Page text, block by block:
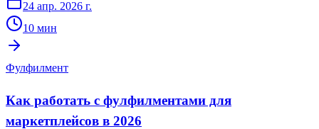
24 апр. 2026 г.
10 мин
Фулфилмент
Как работать с фулфилментами для
маркетплейсов в 2026